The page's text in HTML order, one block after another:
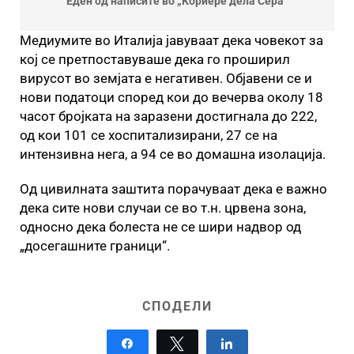
Медиумите во Италија јавуваат дека човекот за
кој се претпоставуваше дека го проширил
вирусот во земјата е негативен. Објавени се и
нови податоци според кои до вечерва околу 18
часот бројката на заразени достигнала до 222,
од кои 101 се хоспитализирани, 27 се на
интензивна нега, а 94 се во домашна изолација.
Од цивилната заштита порачуваат дека е важно
дека сите нови случаи се во т.н. црвена зона,
односно дека болеста не се шири надвор од
„досегашните граници“.
СПОДЕЛИ
Tweet